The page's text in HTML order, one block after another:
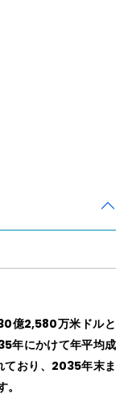
億2,580万米ドルと
年にかけて年平均成
ており、2035年末ま